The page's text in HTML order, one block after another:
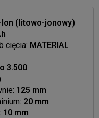
Ion (litowo-jonowy)
cięcia: MATERIAL
3.500
125 mm
20 mm
10 mm